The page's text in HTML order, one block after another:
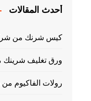
أحدث المقالات
كيس شرنك من
ورق تغليف
رولات الفاكيوم